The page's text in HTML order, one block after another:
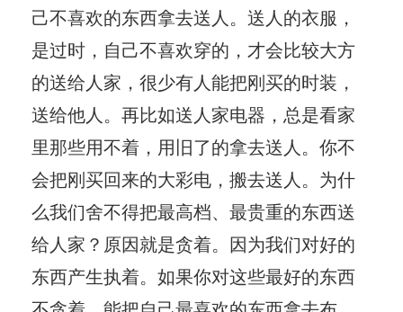
己不喜欢的东西拿去送人。送人的衣服，
是过时，自己不喜欢穿的，才会比较大方
的送给人家，很少有人能把刚买的时装，
送给他人。再比如送人家电器，总是看家
里那些用不着，用旧了的拿去送人。你不
会把刚买回来的大彩电，搬去送人。为什
么我们舍不得把最高档、最贵重的东西送
给人家？原因就是贪着。因为我们对好的
东西产生执着。如果你对这些最好的东西